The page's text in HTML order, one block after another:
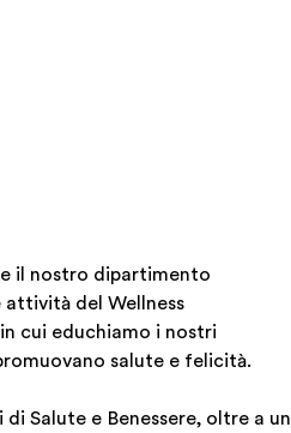
il nostro dipartimento
del Wellness
cui educhiamo i nostri
salute e felicità.
Salute e Benessere, oltre a un